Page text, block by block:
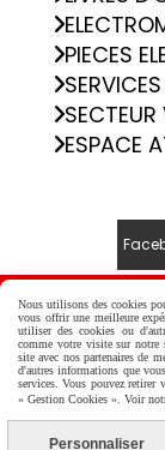
PIECES
SECTEUR
ESPACE
Mentions
Politique de
Mon
Nous utilisons des cookies
vous offrir une meilleure
utiliser des cookies ou
comme votre visite sur notre
site avec nos partenaires de
d'autres informations que
services. Vous pouvez retirer
« Gestion Cookies ». Voir
Personnaliser